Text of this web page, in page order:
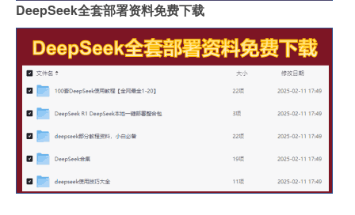
DeepSeek全套部署资料免费下载